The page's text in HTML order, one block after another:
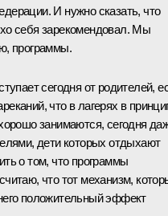
И нужно сказать, что
себя зарекомендовал. Мы
программы.
сегодня от родителей,
что в лагерях в
занимаются, сегодня
дети которых отдыхают
о том, что программы
что тот механизм,
положительный эффект